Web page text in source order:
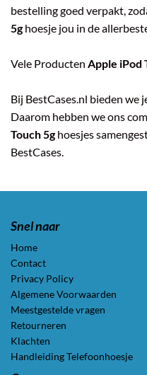
bestelling goed verpakt,
5ghoesje jou in de
Vele Producten Apple iPod
Bij BestCases.nl bieden we
Daarom hebben we ons
Touch 5ghoesjes
BestCases.
Snel naar
Home
Contact
Privacy Policy
Algemene Voorwaarden
Meestgestelde vragen
Retourneren
Klachten
Handleiding Telefoonhoesje